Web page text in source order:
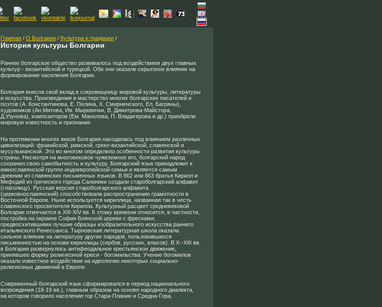
Главная / О Болгарии / Культура и традиции /
История культуры Болгарии
Раннее болгарское общество развивалось под воздействием двух главных
культур - византийской и турецкой. Обе они оказали серьезное влияние на
формирование населения Болгарии.
Болгария внесла свой вклад в сокровищницу мировой культуры, литературы
и искусства. Произведения и мастерство многих болгарских писателей и
поэтов (А. Константинова, Е. Пелина, X. Смирненского, Ел. Багряны),
художников (Ан.Митова, Ив. Мырквички, В. Димитрова-Майстора,
Д.Узунова), композиторов (Ем. Манолова, П. Владигерова и др.) приобрели
мировую известность и признание.
На протяжении многих веков Болгария находилась под влиянием различных
цивилизаций: фракийской, римской, греко-византийской, славянской и
мусульманской. Это во многом определило особенности развития культуры
страны. Несмотря на многовековое чужеземное иго, болгарский народ
сохранил свою самобытность и культуру. Болгарский язык принадлежит к
южнославянской группе индоевропейской семьи и является самым
древним из славянских письменных языков. В 862 или 863 братья Кирилл и
Мефодий из греческого города Салоники создали староболгарский алфавит
(глаголицу). Русская версия староболгарского алфавита
(церковнославянский) способствовала распространению грамотности в
Восточной Европе. Ныне используется кириллица, названная так в честь
славянского просветителя Кирилла. Культурный расцвет средневековой
Болгарии отмечается в XIII-XIV вв. К этому времени относится, в частности,
постройка на окраине Софии Боянской церкви с фресками,
предвосхитившими лучшие образцы изобразительного искусства раннего
итальянского Ренессанса. Тырновская литературная школа оказала
сильное влияние на литературу других пародов, пользовавшихся
письменностью на основе кириллицы (сербов, русских, влахов). В X--XIII вв.
в Болгарии развернулось антифеодальное крестьянское движение,
принявшее форму религиозной ереси - богомильства. Учение богомилов
оказало известное воздействие на идеологию некоторых социально-
религиозных движений в Европе.
Современный болгарский язык сформировался в период национального
возрождения (18-19 вв.), главным образом на основе народного диалекта,
на котором говорило население гор Стара-Планин и Средна-Гора.